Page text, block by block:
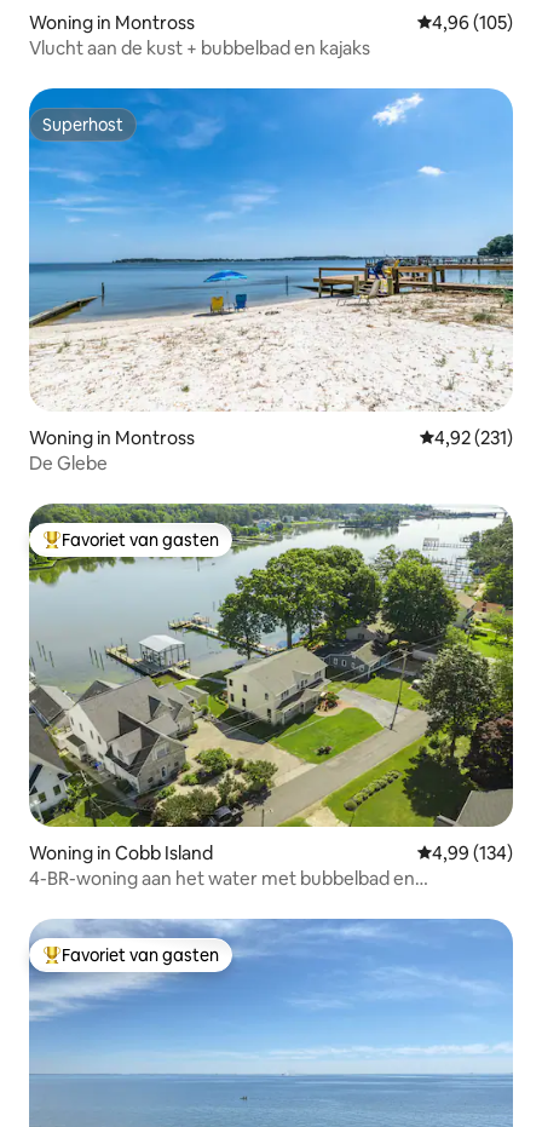
Woning in Montross Gemiddelde
4,96 (105)
Vlucht aan de kust + bubbelbad en kajaks
Superhost
Superhost
Woning in Montross Gemiddelde
4,92 (231)
De Glebe
Topfavoriet van gasten
Favoriet van gasten
Woning in Cobb Island Gemiddelde
4,99 (134)
4-BR-woning aan het water met bubbelbad en
Topfavoriet van gasten
Favoriet van gasten